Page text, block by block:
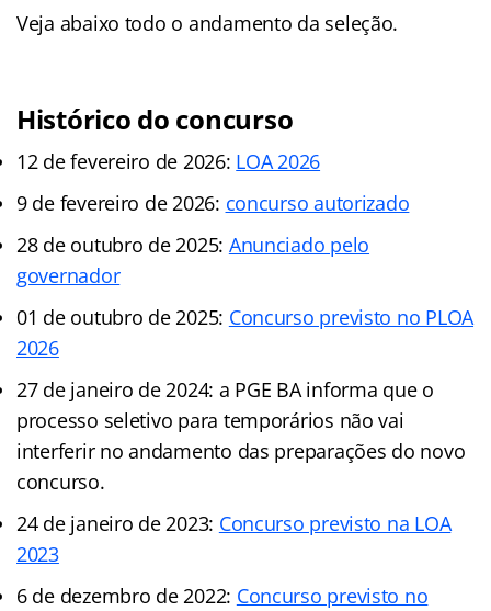
Veja abaixo todo o andamento da seleção.
Histórico do concurso
12 de fevereiro de 2026: LOA 2026
9 de fevereiro de 2026: concurso autorizado
28 de outubro de 2025: Anunciado pelo
governador
01 de outubro de 2025: Concurso previsto no PLOA
2026
27 de janeiro de 2024: a PGE BA informa que o
processo seletivo para temporários não vai
interferir no andamento das preparações do novo
concurso.
24 de janeiro de 2023: Concurso previsto na LOA
2023
6 de dezembro de 2022: Concurso previsto no